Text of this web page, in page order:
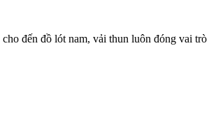
đến đồ lót nam, vải thun luôn đóng vai trò